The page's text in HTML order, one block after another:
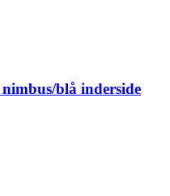
blå inderside